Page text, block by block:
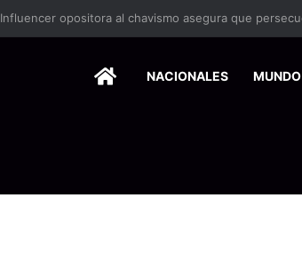
Industria plástica se suma a la economía circular
HOMENACIONALES MUNDO